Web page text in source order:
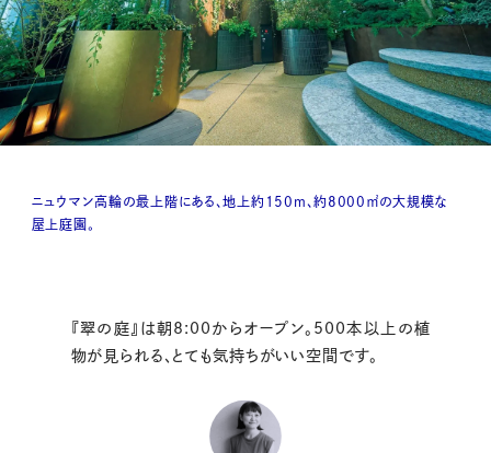
ニュウマン高輪の最上階にある、地上約150m、約8000㎡の大規模な
屋上庭園。
『翠の庭』は朝8:00からオープン。500本以上の植
物が見られる、とても気持ちがいい空間です。